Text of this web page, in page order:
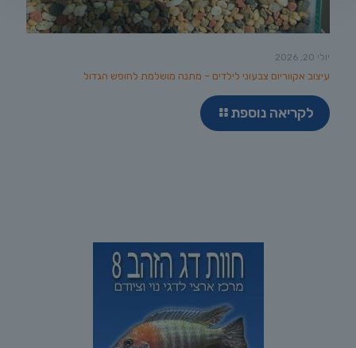
יולי 20, 2026
עיצוב אקווריום צבעוני לילדים – מתנה מושלמת לחופש הגדול
לקריאה נוספת